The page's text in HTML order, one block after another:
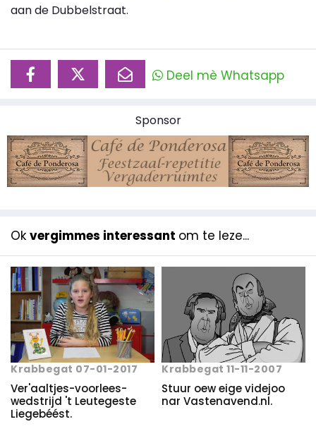
aan de Dubbelstraat.
Deel mè Whatsapp
Sponsor
Ok vergimmes interessant om te leze...
Krabbegat 07-01-2017
Ver'aaltjes-voorlees-
wedstrijd 't Leutegeste
Liegebéést.
Krabbegat 11-11-2007
Stuur oew eige videjoo
nar Vastenavend.nl.